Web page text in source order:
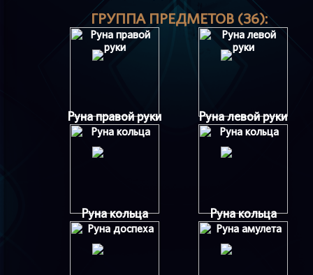
ГРУППА ПРЕДМЕТОВ (36):
Руна правой руки Руна левой руки
Руна кольца Руна кольца